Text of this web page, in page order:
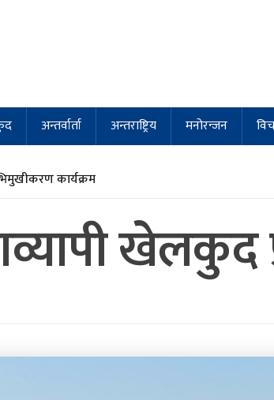
अन्तर्वार्ता अन्तराष्ट्रिय मनोरन्जन
कार्यक्रम
खेलकुद